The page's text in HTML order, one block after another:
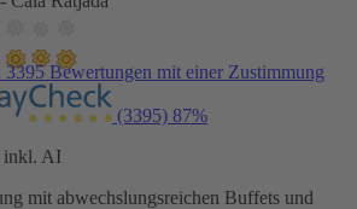
3395 Bewertungen mit einer Zustimmung
(3395) 87%
inkl. AI
mit abwechslungsreichen Buffets und